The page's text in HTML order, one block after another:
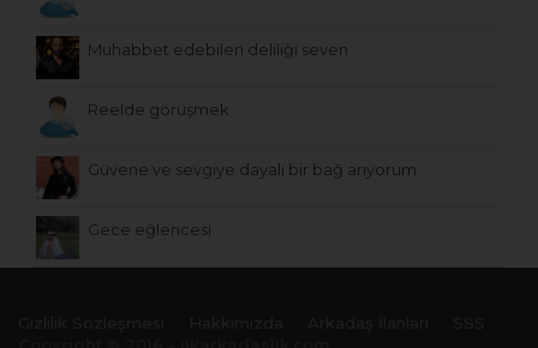
Muhabbet edebilen deliliği seven
Reelde görüşmek
Güvene ve sevgiye dayalı bir bağ arıyorum
Gece eğlencesi